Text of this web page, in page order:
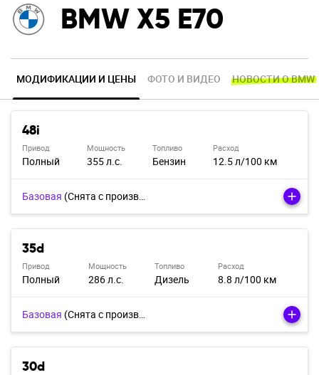
BMW X5 E70
МОДИФИКАЦИИ И ЦЕНЫ ФОТО И ВИДЕО НОВОСТИ О BMW
48i
Привод
Полный
Мощность
355 л.с.
Топливо
Бензин
Расход
12.5 л/100 км
Базовая (Cнята с производства)
35d
Привод
Полный
Мощность
286 л.с.
Топливо
Дизель
Расход
8.8 л/100 км
Базовая (Cнята с производства)
30d